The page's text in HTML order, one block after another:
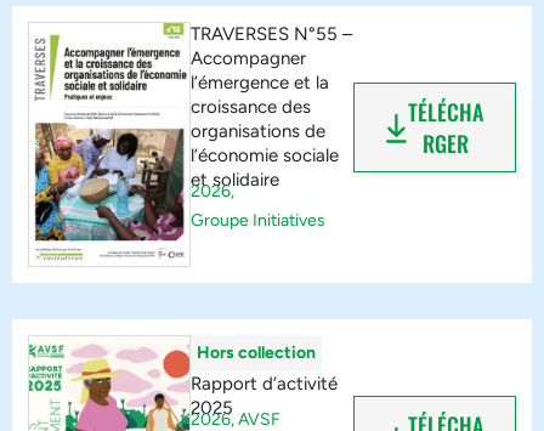
TRAVERSES N°55 –
Accompagner
l’émergence et la
croissance des
organisations de
l’économie sociale
et solidaire
2026,
Groupe Initiatives
TÉLÉCHA
RGER
Hors collection
Rapport d’activité
2025
2026,AVSF